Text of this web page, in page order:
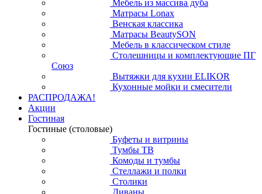
Мебель из массива дуба
Матрасы Lonax
Венская классика
Матрасы BeautySON
Мебель в классическом стиле
Столешницы и комплектующие ПГ
Союз
Вытяжки для кухни ELIKOR
Кухонные мойки и смесители
РАСПРОДАЖА!
Акции
Гостиная
Гостиные (столовые)
Буфеты и витрины
Тумбы ТВ
Комоды и тумбы
Стеллажи и полки
Столики
Диваны